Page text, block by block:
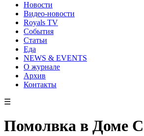
Новости
Видео-новости
Royals TV
События
Статьи
Еда
NEWS & EVENTS
О журнале
Архив
Контакты
☰
Помолвка в Доме